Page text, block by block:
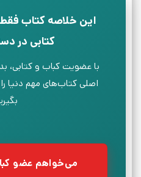
این خلاصه کتاب
کتابی در
با عضویت کباب و کتابی،
می‌خواهم عضو